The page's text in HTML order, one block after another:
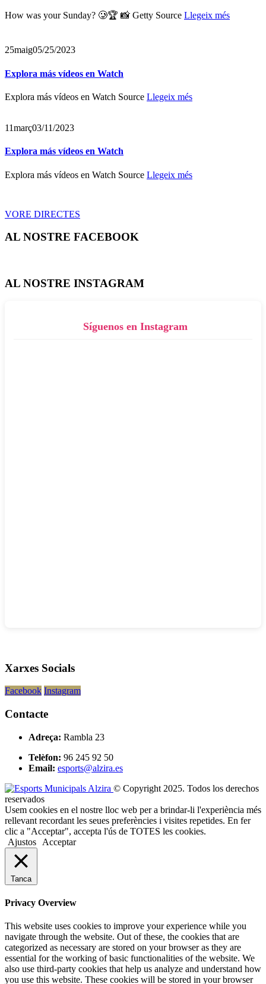
How was your Sunday? 🥲🏆 📸 Getty Source Llegeix més
25maig05/25/2023
Explora más vídeos en Watch
Explora más vídeos en Watch Source Llegeix més
11març03/11/2023
Explora más vídeos en Watch
Explora más vídeos en Watch Source Llegeix més
VORE DIRECTES
AL NOSTRE FACEBOOK
AL NOSTRE INSTAGRAM
Síguenos en Instagram
Xarxes Socials
Facebook Instagram
Contacte
Adreça: Rambla 23
Telèfon: 96 245 92 50
Email: esports@alzira.es
© Copyright 2025. Todos los derechos
reservados
Usem cookies en el nostre lloc web per a brindar-li l'experiència més
rellevant recordant les seues preferències i visites repetides. En fer
clic a "Acceptar", accepta l'ús de TOTES les cookies.
Ajustos
Acceptar
Tanca
Privacy Overview
This website uses cookies to improve your experience while you
navigate through the website. Out of these, the cookies that are
categorized as necessary are stored on your browser as they are
essential for the working of basic functionalities of the website. We
also use third-party cookies that help us analyze and understand how
you use this website. These cookies will be stored in your browser